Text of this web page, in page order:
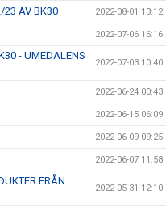
23 AV BK30 2022-08-01 13:12
2022-07-06 16:16
- UMEDALENS
2022-07-03 10:40
2022-06-24 00:43
2022-06-15 06:09
2022-06-09 09:25
2022-06-07 11:58
FRÅN
2022-05-31 12:10